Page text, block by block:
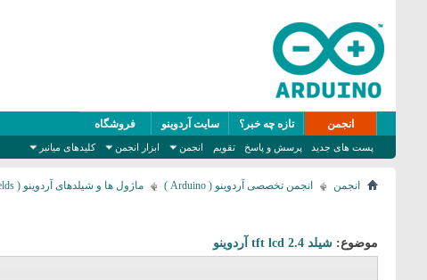
انجمن
پست های جدید پرسش و پاسخ تقویم انجمن ابزار انجمن کلیدهای میانبر
تازه چه خبر؟ سایت آردوینو فروشگاه
انجمن انجمن تخصصی آردوینو ( Arduino ) ماژول ها و شیلدهای آردوینو ( Shields )
موضوع: شیلد tft lcd 2.4 آردوینو